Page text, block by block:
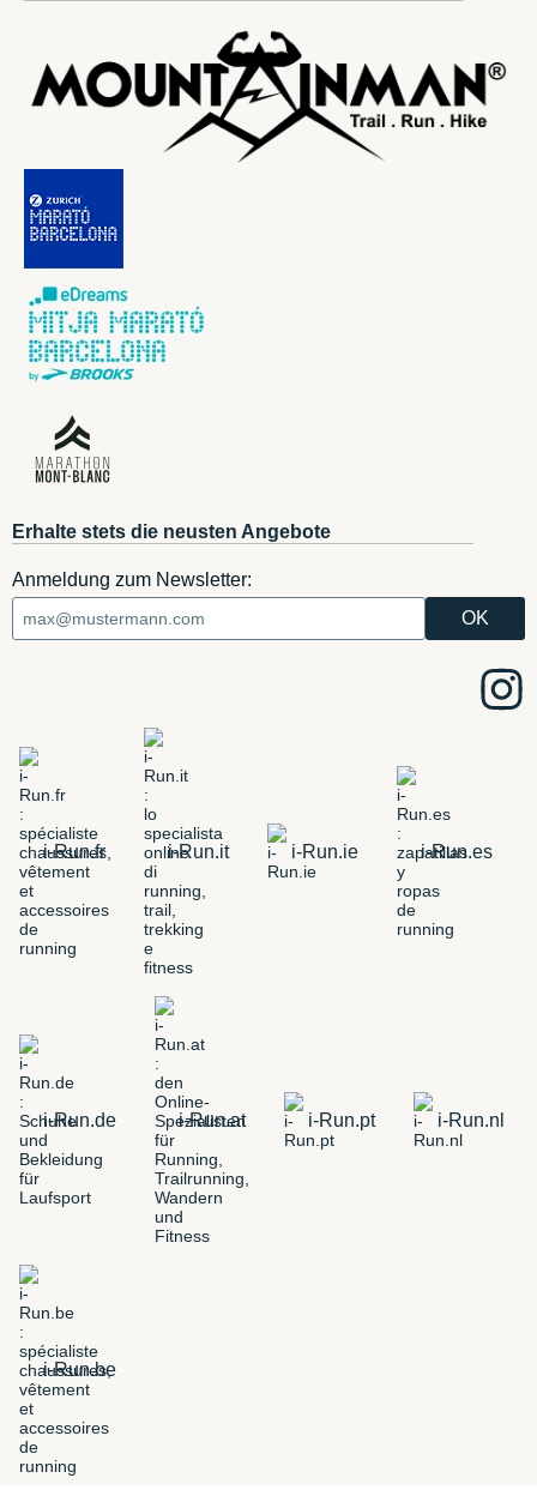
Erhalte stets die neusten Angebote
Anmeldung zum Newsletter:
i-Run.fr i-Run.it i-Run.ie i-Run.es
i-Run.de i-Run.at i-Run.pt i-Run.nl
i-Run.be